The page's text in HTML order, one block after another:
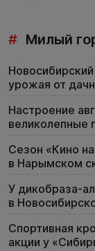
# Милый
урожая от
Настроение
великолепные
Сезон «Кино
в Нарымском
У дикобраза-
в
Спортивная
акции у